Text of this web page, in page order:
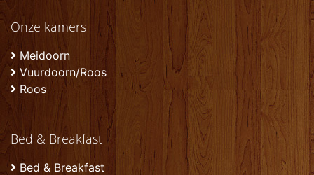
Onze kamers
Meidoorn
Vuurdoorn/Roos
Roos
Bed & Breakfast
Bed & Breakfast